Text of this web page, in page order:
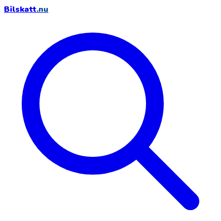
Bilskatt.nu